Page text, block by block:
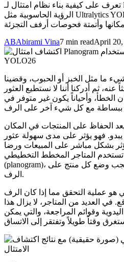
تعرف على كيفية بناء نظام امتثال لـ Planogram باستخدام نماذج
الرؤية الحاسوبية مثل Ultralytics YOLO26 لاكتشاف المنتجات في
ABAbirami Vina7 min readApril
ما مثل الخبز أو الحبوب، وقضينا
ثم أدركنا أننا لا نستطيع العثور
الخطأ، وأحياناً يكون غير متوفر في
يعد الحفاظ على المنتجات في المكان
يبدو. فهو يؤثر على مدى سهولة عثور
بشكل مباشر على المبيعات ورضا
تستخدم المتاجر المخطط التخطيطي
(planogram)، وهو تصميم بسيط يوضح أين يجب وضع كل منتج على
الرف.
هو عملية التحقق مما إذا كان الرف
في العديد من المتاجر، لا يزال هذا
وقوائم المراجعة، والتي يمكن